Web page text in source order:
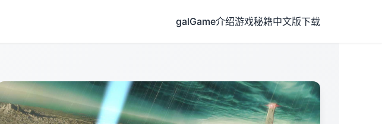
galGame介绍游戏秘籍中文版下载